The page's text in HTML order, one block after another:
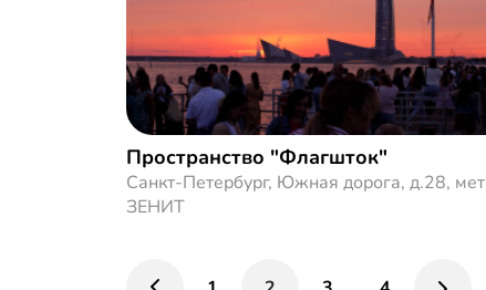
Пространство "Флагшток"
Санкт-Петербург, Южная дорога, д.28,
ЗЕНИТ